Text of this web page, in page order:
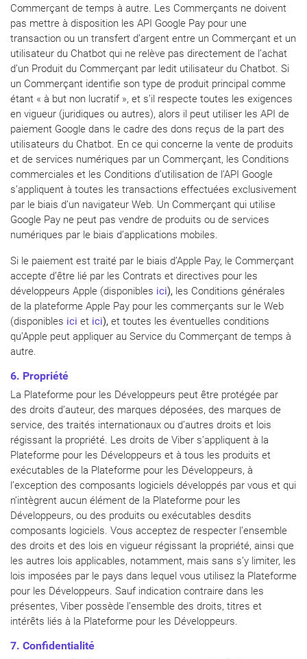
Commerçant de temps à autre. Les Commerçants ne doivent
pas mettre à disposition les API Google Pay pour une
transaction ou un transfert d’argent entre un Commerçant et un
utilisateur du Chatbot qui ne relève pas directement de l’achat
d’un Produit du Commerçant par ledit utilisateur du Chatbot. Si
un Commerçant identifie son type de produit principal comme
étant « à but non lucratif », et s’il respecte toutes les exigences
en vigueur (juridiques ou autres), alors il peut utiliser les API de
paiement Google dans le cadre des dons reçus de la part des
utilisateurs du Chatbot. En ce qui concerne la vente de produits
et de services numériques par un Commerçant, les Conditions
commerciales et les Conditions d’utilisation de l’API Google
s’appliquent à toutes les transactions effectuées exclusivement
par le biais d’un navigateur Web. Un Commerçant qui utilise
Google Pay ne peut pas vendre de produits ou de services
numériques par le biais d’applications mobiles.
Si le paiement est traité par le biais d’Apple Pay, le Commerçant
accepte d’être lié par les Contrats et directives pour les
développeurs Apple (disponibles ici), les Conditions générales
de la plateforme Apple Pay pour les commerçants sur le Web
(disponibles ici et ici), et toutes les éventuelles conditions
qu’Apple peut appliquer au Service du Commerçant de temps à
autre.
6. Propriété
La Plateforme pour les Développeurs peut être protégée par
des droits d’auteur, des marques déposées, des marques de
service, des traités internationaux ou d’autres droits et lois
régissant la propriété. Les droits de Viber s’appliquent à la
Plateforme pour les Développeurs et à tous les produits et
exécutables de la Plateforme pour les Développeurs, à
l’exception des composants logiciels développés par vous et qui
n’intègrent aucun élément de la Plateforme pour les
Développeurs, ou des produits ou exécutables desdits
composants logiciels. Vous acceptez de respecter l’ensemble
des droits et des lois en vigueur régissant la propriété, ainsi que
les autres lois applicables, notamment, mais sans s’y limiter, les
lois imposées par le pays dans lequel vous utilisez la Plateforme
pour les Développeurs. Sauf indication contraire dans les
présentes, Viber possède l’ensemble des droits, titres et
intérêts liés à la Plateforme pour les Développeurs.
7. Confidentialité